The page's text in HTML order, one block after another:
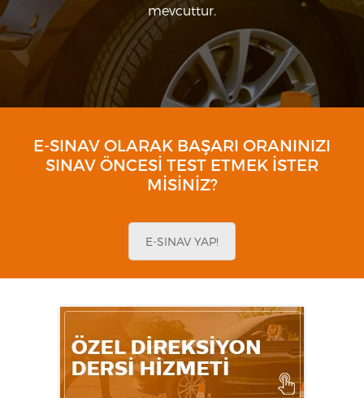
mevcuttur.
E-SINAV OLARAK BAŞARI ORANINIZI
SINAV ÖNCESI TEST ETMEK ISTER
MISINIZ?
E-SINAV YAP!